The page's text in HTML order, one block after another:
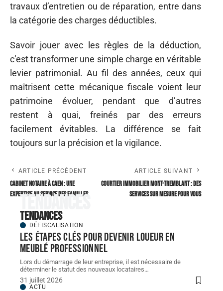
travaux d’entretien ou de réparation, entre dans
la catégorie des charges déductibles.
Savoir jouer avec les règles de la déduction,
c’est transformer une simple charge en véritable
levier patrimonial. Au fil des années, ceux qui
maîtrisent cette mécanique fiscale voient leur
patrimoine évoluer, pendant que d’autres
restent à quai, freinés par des erreurs
facilement évitables. La différence se fait
toujours sur la précision et la vigilance.
ARTICLE PRÉCÉDENT
Cabinet notaire à caen : une
expertise au service des familles
ARTICLE SUIVANT
Courtier immobilier mont-tremblant : des
services sur mesure pour vous
Tendances
Tendances
DÉFISCALISATION
Les étapes clés pour devenir loueur en
meublé professionnel
Lors du démarrage de leur entreprise, il est nécessaire de
déterminer le statut des nouveaux locataires…
31 juillet 2026
ACTU